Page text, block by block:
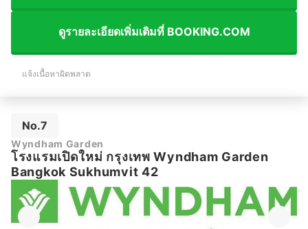
ดูรายละเอียดเพิ่มเติมที่ BOOKING.COM
แจ้งเนื้อหาผิดพลาด
No.7
Wyndham Garden
โรงแรมเปิดใหม่ กรุงเทพ Wyndham Garden
Bangkok Sukhumvit 42